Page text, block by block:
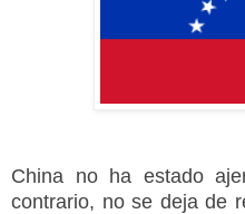
China no ha estado
contrario, no se deja de